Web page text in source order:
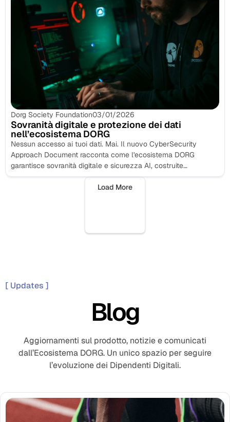
Dorg Society Foundation03/01/2026
Sovranità digitale e protezione dei dati
nell’ecosistema DORG
Nessun accesso ai tuoi dati. Mai. Il nuovo CyberSecurity
Approach Document racconta come l'ecosistema DORG
garantisce sovranità digitale e sicurezza AI, costruite
nell'architettura...
Load More
[ Updates ]
Blog
Aggiornamenti sul prodotto, notizie e comunicati
dall’Ecosistema DORG. Un unico spazio per seguire
l’evoluzione dei Dipendenti Digitali.